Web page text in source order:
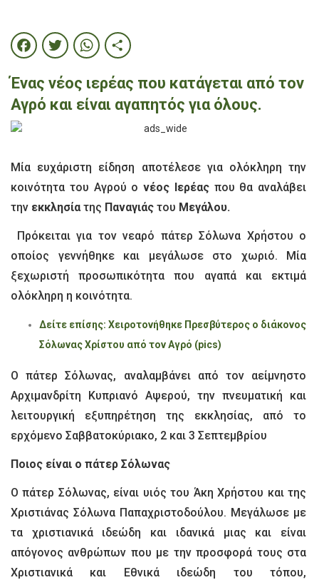
Facebook
Twitter
WhatsApp
Share
Ένας νέος ιερέας που κατάγεται από τον
Αγρό και είναι αγαπητός για όλους.
Μία ευχάριστη είδηση αποτέλεσε για ολόκληρη την
κοινότητα του Αγρού ονέος Ιερέαςπου θα αναλάβει
την εκκλησία της Παναγιάς του Μεγάλου.
Πρόκειται για τον νεαρό πάτερ Σόλωνα Χρήστου ο
οποίος γεννήθηκε και μεγάλωσε στο χωριό. Μία
ξεχωριστή προσωπικότητα που αγαπά και εκτιμά
ολόκληρη η κοινότητα.
Δείτε επίσης: Χειροτονήθηκε Πρεσβύτερος ο διάκονος
Σόλωνας Χρίστου από τον Αγρό (pics)
Ο πάτερ Σόλωνας, αναλαμβάνει από τον αείμνηστο
Αρχιμανδρίτη Κυπριανό Αψερού, την πνευματική και
λειτουργική εξυπηρέτηση της εκκλησίας, από το
ερχόμενο Σαββατοκύριακο, 2 και 3 Σεπτεμβρίου
Ποιος είναι ο πάτερ Σόλωνας
Ο πάτερ Σόλωνας, είναι υιός του Άκη Χρήστου και της
Χριστιάνας Σόλωνα Παπαχριστοδούλου. Μεγάλωσε με
τα χριστιανικά ιδεώδη και ιδανικά μιας και είναι
απόγονος ανθρώπων που με την προσφορά τους στα
Χριστιανικά και Εθνικά ιδεώδη του τόπου,